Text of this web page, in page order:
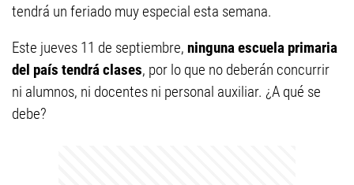
tendrá un feriado muy especial esta semana.
Este jueves 11 de septiembre, ninguna escuela primaria
del país tendrá clases, por lo que no deberán concurrir
ni alumnos, ni docentes ni personal auxiliar. ¿A qué se
debe?